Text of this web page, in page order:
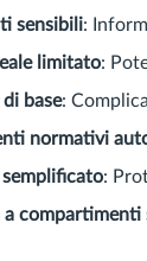
sensibili:
limitato:
base:
normativi
:
compartimenti